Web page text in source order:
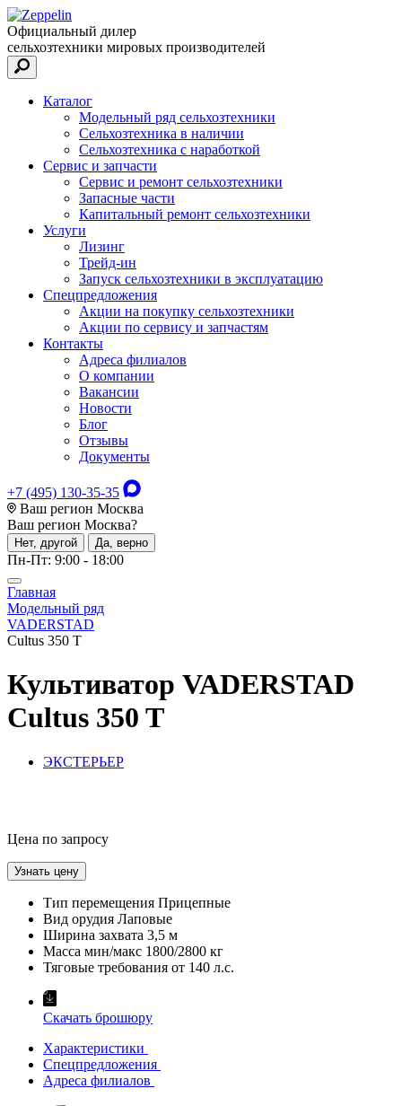
Официальный дилер
сельхозтехники мировых производителей
Каталог
Модельный ряд сельхозтехники
Сельхозтехника в наличии
Сельхозтехника с наработкой
Сервис и запчасти
Сервис и ремонт сельхозтехники
Запасные части
Капитальный ремонт сельхозтехники
Услуги
Лизинг
Трейд-ин
Запуск сельхозтехники в эксплуатацию
Спецпредложения
Акции на покупку сельхозтехники
Акции по сервису и запчастям
Контакты
Адреса филиалов
О компании
Вакансии
Новости
Блог
Отзывы
Документы
+7 (495) 130-35-35
Ваш регион Москва
Ваш регион Москва?
Нет, другой Да, верно
Пн-Пт: 9:00 - 18:00
Главная
Модельный ряд
VADERSTAD
Cultus 350 T
Культиватор VADERSTAD
Cultus 350 T
ЭКСТЕРЬЕР
Цена по запросу
Узнать цену
Тип перемещения Прицепные
Вид орудия Лаповые
Ширина захвата 3,5 м
Масса мин/макс 1800/2800 кг
Тяговые требования от 140 л.с.
Скачать брошюру
Характеристики
Спецпредложения
Адреса филиалов